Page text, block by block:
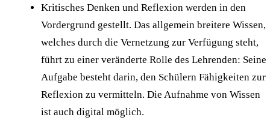
Kritisches Denken und Reflexion werden in den
Vordergrund gestellt. Das allgemein breitere Wissen,
welches durch die Vernetzung zur Verfügung steht,
führt zu einer veränderte Rolle des Lehrenden: Seine
Aufgabe besteht darin, den Schülern Fähigkeiten zur
Reflexion zu vermitteln. Die Aufnahme von Wissen
ist auch digital möglich.